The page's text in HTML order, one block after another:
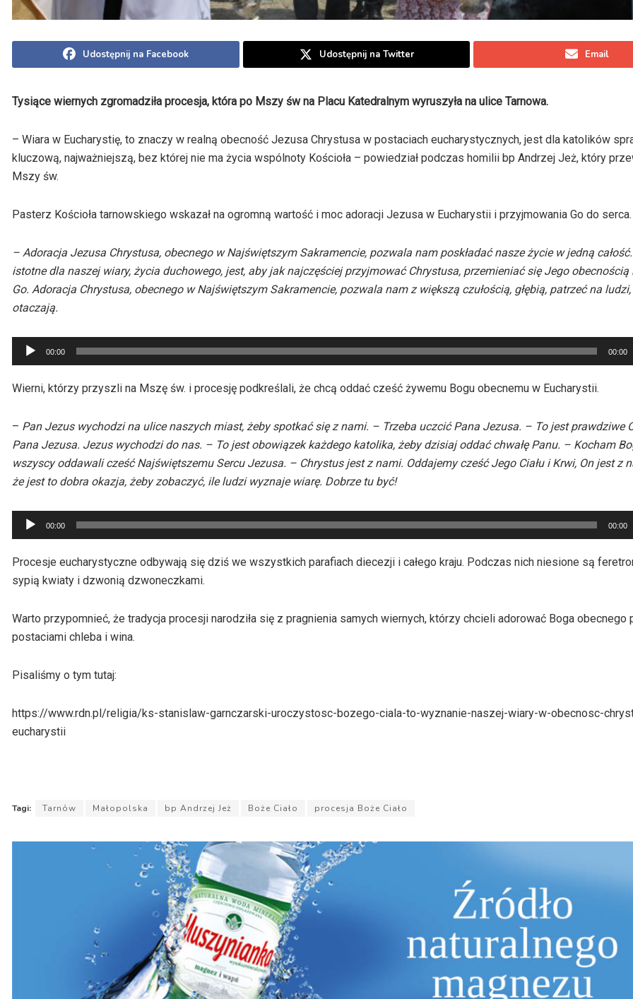
Udostępnij na Facebook Udostępnij na Twitter Email
Tysiące wiernych zgromadziła procesja, która po Mszy św na Placu Katedralnym wyruszyła na ulice Tarnowa.
– Wiara w Eucharystię, to znaczy w realną obecność Jezusa Chrystusa w postaciach eucharystycznych, jest dla katolików
kluczową, najważniejszą, bez której nie ma życia wspólnoty Kościoła – powiedział podczas homilii bp Andrzej Jeż, który
Mszy św.
Pasterz Kościoła tarnowskiego wskazał na ogromną wartość i moc adoracji Jezusa w Eucharystii i przyjmowania Go do serca.
– Adoracja Jezusa Chrystusa, obecnego w Najświętszym Sakramencie, pozwala nam poskładać nasze życie w jedną
istotne dla naszej wiary, życia duchowego, jest, aby jak najczęściej przyjmować Chrystusa, przemieniać się Jego obecnością
Go. Adoracja Chrystusa, obecnego w Najświętszym Sakramencie, pozwala nam z większą czułością, głębią, patrzeć na
otaczają.
Odtwarzacz
plików
dźwiękowych
00:00 00:00
Wierni, którzy przyszli na Mszę św. i procesję podkreślali, że chcą oddać cześć żywemu Bogu obecnemu w Eucharystii.
– Pan Jezus wychodzi na ulice naszych miast, żeby spotkać się z nami. – Trzeba uczcić Pana Jezusa. – To jest prawdziwe
Pana Jezusa. Jezus wychodzi do nas. – To jest obowiązek każdego katolika, żeby dzisiaj oddać chwałę Panu. – Kocham
wszyscy oddawali cześć Najświętszemu Sercu Jezusa. – Chrystus jest z nami. Oddajemy cześć Jego Ciału i Krwi, On jest z
że jest to dobra okazja, żeby zobaczyć, ile ludzi wyznaje wiarę. Dobrze tu być!
Odtwarzacz
plików
dźwiękowych
00:00 00:00
Procesje eucharystyczne odbywają się dziś we wszystkich parafiach diecezji i całego kraju. Podczas nich niesione są
sypią kwiaty i dzwonią dzwoneczkami.
Warto przypomnieć, że tradycja procesji narodziła się z pragnienia samych wiernych, którzy chcieli adorować Boga obecnego
postaciami chleba i wina.
Pisaliśmy o tym tutaj:
https://www.rdn.pl/religia/ks-stanislaw-garnczarski-uroczystosc-bozego-ciala-to-wyznanie-naszej-wiary-w-obecnosc-
eucharystii
Tagi: Tarnów Małopolska bp Andrzej Jeż Boże Ciało procesja Boże Ciało